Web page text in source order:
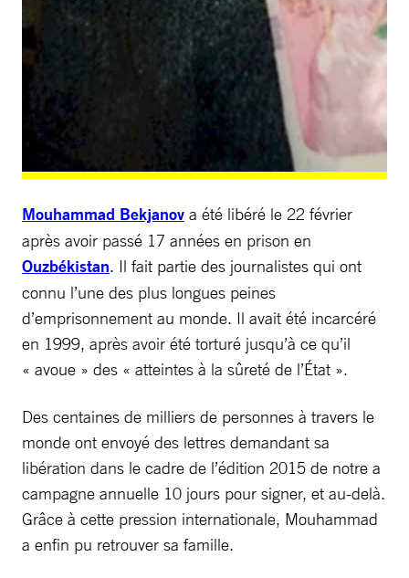
Mouhammad Bekjanov a été libéré le 22 février
après avoir passé 17 années en prison en
Ouzbékistan. Il fait partie des journalistes qui ont
connu l’une des plus longues peines
d’emprisonnement au monde. Il avait été incarcéré
en 1999, après avoir été torturé jusqu’à ce qu’il
« avoue » des « atteintes à la sûreté de l’État ».
Des centaines de milliers de personnes à travers le
monde ont envoyé des lettres demandant sa
libération dans le cadre de l’édition 2015 de notre a
campagne annuelle 10 jours pour signer, et au-delà.
Grâce à cette pression internationale, Mouhammad
a enfin pu retrouver sa famille.